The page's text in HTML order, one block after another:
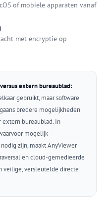
of mobiele apparaten vanaf
met encryptie op
extern bureaublad:
gebruikt, maar software
bredere mogelijkheden
bureaublad. In
mogelijk
zijn, maakt AnyViewer
en cloud-gemedieerde
veilige, versleutelde directe